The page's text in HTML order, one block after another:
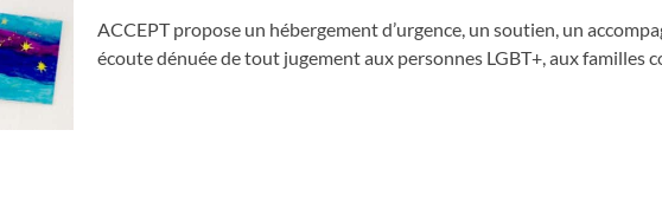
ACCEPT propose un hébergement d’urgence, un soutien, un
écoute dénuée de tout jugement aux personnes LGBT+, aux familles